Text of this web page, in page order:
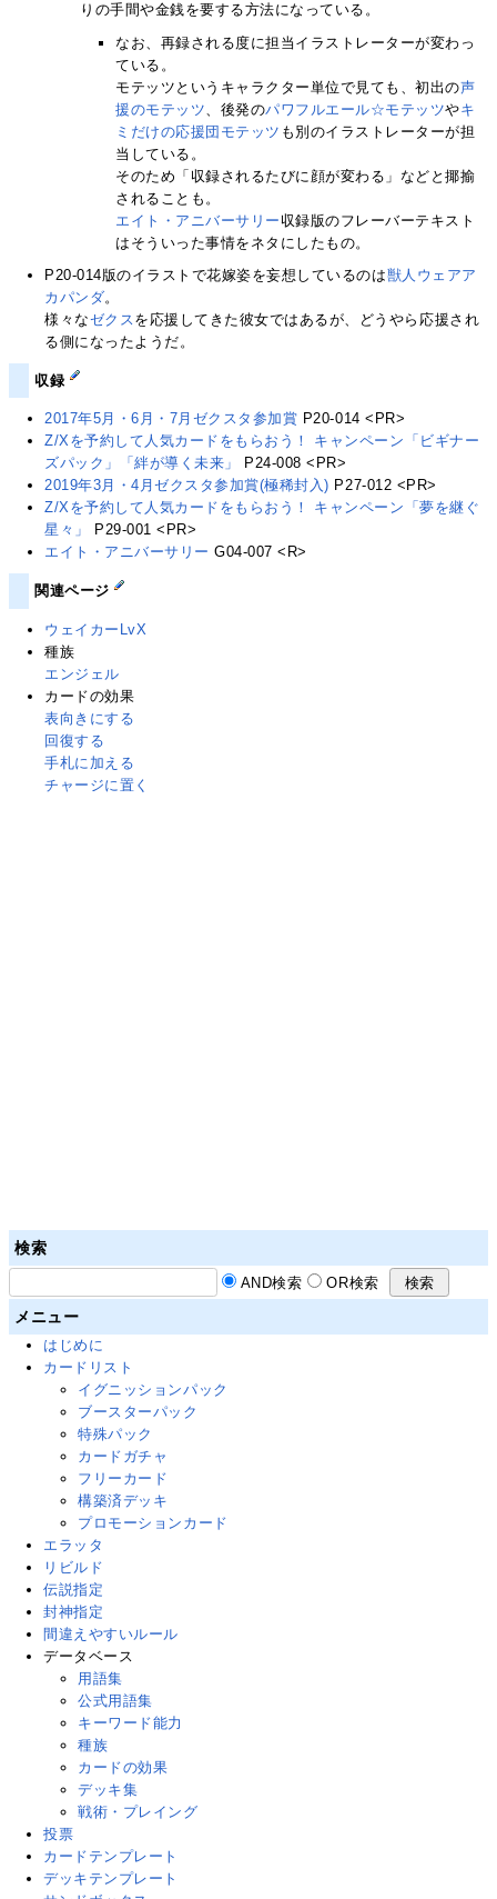
りの手間や金銭を要する方法になっている。
なお、再録される度に担当イラストレーターが変わっ
ている。
モテッツというキャラクター単位で見ても、初出の声
援のモテッツ 、後発のパワフルエール☆モテッツやキ
ミだけの応援団モテッツ も別のイラストレーターが担
当している。
そのため「収録されるたびに顔が変わる」などと揶揄
されることも。
エイト・アニバーサリー 収録版のフレーバーテキスト
はそういった事情をネタにしたもの。
P20-014版のイラストで花嫁姿を妄想しているのは獣人ウェアア
カパンダ。
様々なゼクス を応援してきた彼女ではあるが、どうやら応援され
る側になったようだ。
収録
2017年5月・6月・7月ゼクスタ参加賞 P20-014 <PR>
Z/Xを予約して人気カードをもらおう！ キャンペーン「ビギナー
ズパック」「絆が導く未来」
P24-008 <PR>
2019年3月・4月ゼクスタ参加賞(極稀封入) P27-012 <PR>
Z/Xを予約して人気カードをもらおう！ キャンペーン「夢を継ぐ
星々」
P29-001 <PR>
エイト・アニバーサリー G04-007 <R>
関連ページ
ウェイカーLvX
種族
エンジェル
カードの効果
表向きにする
回復する
手札に加える
チャージに置く
検索
AND検索 OR検索
メニュー
はじめに
カードリスト
イグニッションパック
ブースターパック
特殊パック
カードガチャ
フリーカード
構築済デッキ
プロモーションカード
エラッタ
リビルド
伝説指定
封神指定
間違えやすいルール
データベース
用語集
公式用語集
キーワード能力
種族
カードの効果
デッキ集
戦術・プレイング
投票
カードテンプレート
デッキテンプレート